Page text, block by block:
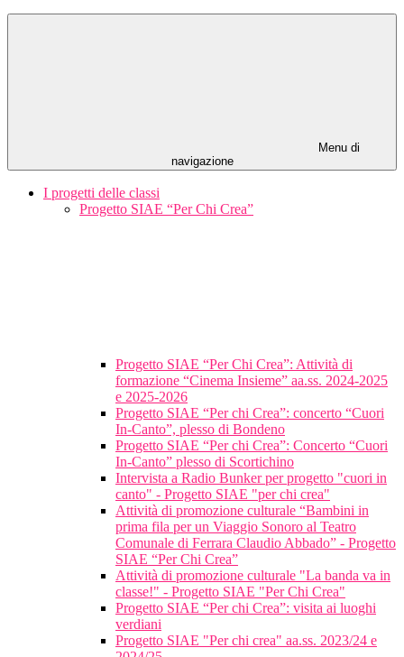
Menu di
navigazione
I progetti delle classi
Progetto SIAE “Per Chi Crea”
Progetto SIAE “Per Chi Crea”: Attività di
formazione “Cinema Insieme” aa.ss. 2024-2025
e 2025-2026
Progetto SIAE “Per chi Crea”: concerto “Cuori
In-Canto”, plesso di Bondeno
Progetto SIAE “Per chi Crea”: Concerto “Cuori
In-Canto” plesso di Scortichino
Intervista a Radio Bunker per progetto "cuori in
canto" - Progetto SIAE "per chi crea"
Attività di promozione culturale “Bambini in
prima fila per un Viaggio Sonoro al Teatro
Comunale di Ferrara Claudio Abbado” - Progetto
SIAE “Per Chi Crea”
Attività di promozione culturale "La banda va in
classe!" - Progetto SIAE "Per Chi Crea"
Progetto SIAE “Per chi Crea”: visita ai luoghi
verdiani
Progetto SIAE "Per chi crea" aa.ss. 2023/24 e